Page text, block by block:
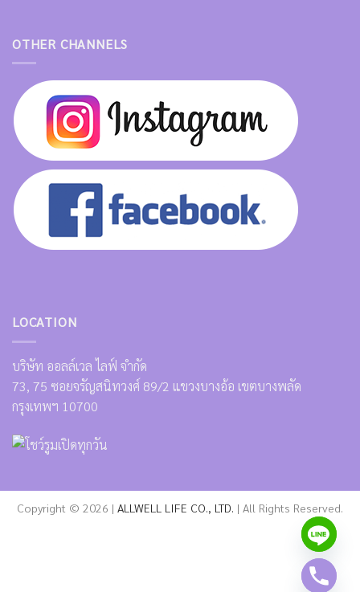
OTHER CHANNELS
LOCATION
บริษัท ออลล์เวล ไลฟ์ จำกัด
73, 75 ซอยจรัญสนิทวงศ์ 89/2 แขวงบางอ้อ เขตบางพลัด
กรุงเทพฯ 10700
Copyright © 2026 | ALLWELL LIFE CO., LTD. | All Rights Reserved.